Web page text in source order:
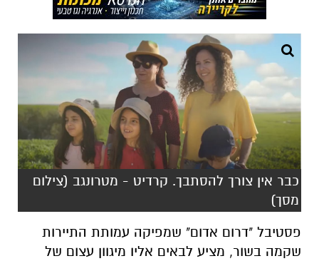
כבר אין צורך להסתבך. קרדיט - מטרונגב (צילום
מסך)
פסטיבל "דרום אדום" שמפיקה עמותת התיירות
שקמה בשור, מציע לבאים אליו מיגוון עצום של